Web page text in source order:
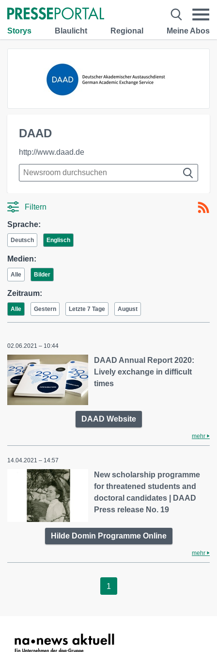
Storys Blaulicht Regional Meine Abos
DAAD
http://www.daad.de
Filtern
Sprache:
Deutsch Englisch
Medien:
Alle Bilder
Zeitraum:
Alle Gestern Letzte 7 Tage August
02.06.2021 – 10:44
DAAD Annual Report 2020:
Lively exchange in difficult
times
DAAD Website
mehr
14.04.2021 – 14:57
New scholarship programme
for threatened students and
doctoral candidates | DAAD
Press release No. 19
Hilde Domin Programme Online
mehr
1